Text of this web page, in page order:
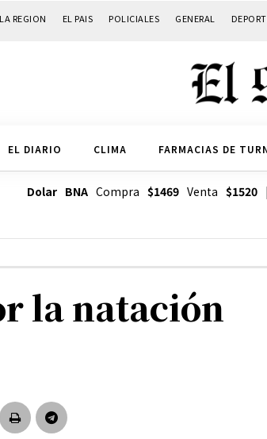
LA REGION EL PAIS POLICIALES GENERAL
EL DIARIO CLIMA FARMACIAS DE
Dolar BNACompra $1469Venta $1520
la natación